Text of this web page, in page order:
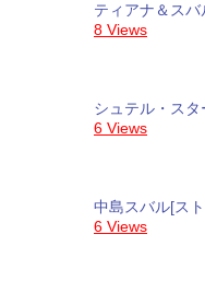
ティアナ＆ス
8 Views
シュテル・ス
6 Views
中島スバル[ス
6 Views